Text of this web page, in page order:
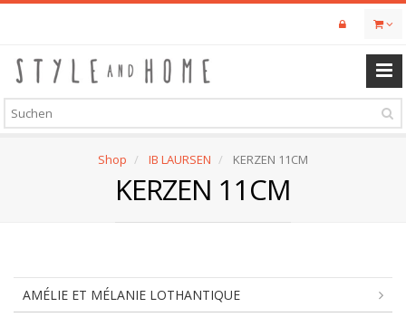
Skip
content
Shop IB LAURSEN KERZEN 11CM
KERZEN 11CM
AMÉLIE ET MÉLANIE LOTHANTIQUE